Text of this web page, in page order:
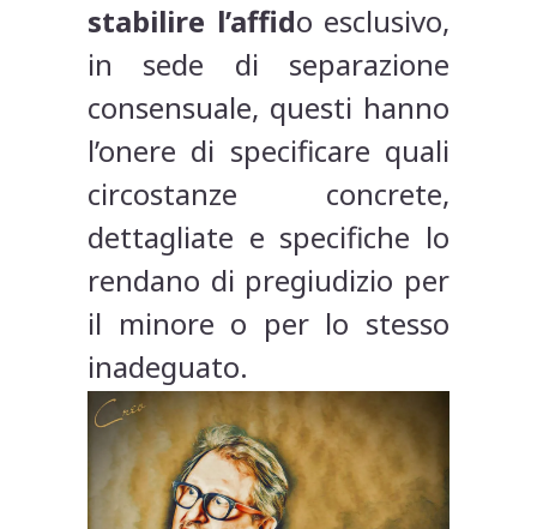
stabilire l’affido esclusivo,
in sede di separazione
consensuale, questi hanno
l’onere di specificare quali
circostanze concrete,
dettagliate e specifiche lo
rendano di pregiudizio per
il minore o per lo stesso
inadeguato.